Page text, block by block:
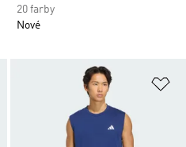
20 farby
Nové
Pridať do zoznamu želaných